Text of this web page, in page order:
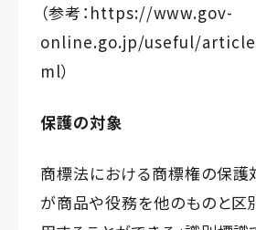
（参考： https://www.gov-
online.go.jp/useful/
ml）
保護の対象
商標法における商標権の保護
が商品や役務を他のものと区